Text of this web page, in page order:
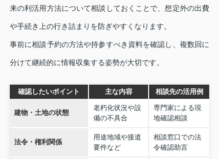
来の利活用方法について相談しておくことで、想定外の出費
や手続き上の行き詰まりを防ぎやすくなります。
事前に相談予約の方法や持参すべき資料を確認し、複数回に
分けて継続的に情報収集する姿勢が大切です。
確認したいポイント 主な内容 相談先の活用例
建物・土地の状態
老朽化状況や設
備の不具合
専門家による現
地確認相談
法令・権利関係
用途地域や接道
要件など
相談窓口での法
令確認助言